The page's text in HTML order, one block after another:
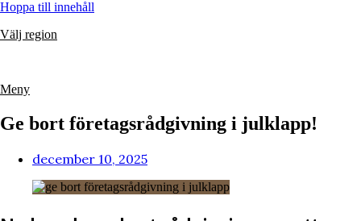
Hoppa till innehåll
Välj region
Meny
Ge bort företagsrådgivning i julklapp!
december 10, 2025